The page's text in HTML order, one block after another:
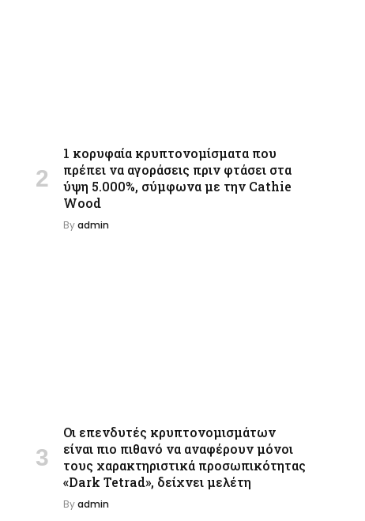
1 κορυφαία κρυπτονομίσματα που
πρέπει να αγοράσεις πριν φτάσει στα
ύψη 5.000%, σύμφωνα με την Cathie
Wood
Byadmin
Οι επενδυτές κρυπτονομισμάτων
είναι πιο πιθανό να αναφέρουν μόνοι
τους χαρακτηριστικά προσωπικότητας
«Dark Tetrad», δείχνει μελέτη
Byadmin